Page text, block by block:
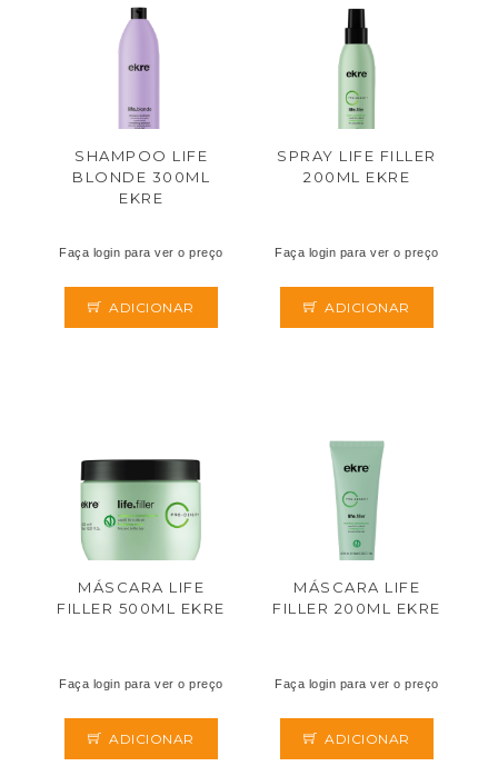
SHAMPOO LIFE
BLONDE 300ML
EKRE
Faça login para ver o preço
ADICIONAR
SPRAY LIFE FILLER
200ML EKRE
Faça login para ver o preço
ADICIONAR
MÁSCARA LIFE
FILLER 500ML EKRE
Faça login para ver o preço
ADICIONAR
MÁSCARA LIFE
FILLER 200ML EKRE
Faça login para ver o preço
ADICIONAR